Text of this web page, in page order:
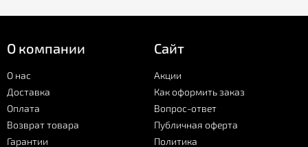
О компании
О нас
Доставка
Оплата
Возврат товара
Гарантии
Сайт
Акции
Как оформить заказ
Вопрос-ответ
Публичная оферта
Политика